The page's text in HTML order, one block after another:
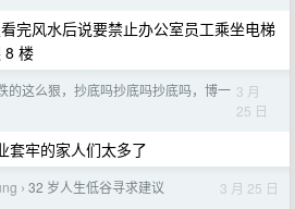
完风水后说要禁止办公室员工乘坐电梯
8 楼
的这么狠，抄底吗抄底吗抄底吗，博一 3 月
25 日
套牢的家人们太多了
› 32 岁人生低谷寻求建议 3 月 25 日